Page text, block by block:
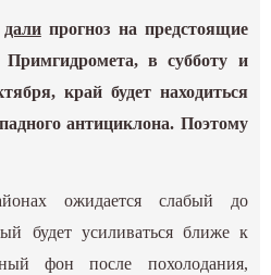
ГИД
далипрогноз на предстоящие
в субботу и
край будет находиться
антициклона. Поэтому
ожидается слабый до
будет усиливаться ближе к
фон после похолодания,